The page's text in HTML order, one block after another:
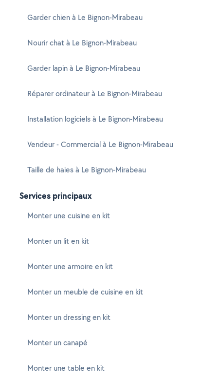
Garder chien à Le Bignon-Mirabeau
Nourir chat à Le Bignon-Mirabeau
Garder lapin à Le Bignon-Mirabeau
Réparer ordinateur à Le Bignon-Mirabeau
Installation logiciels à Le Bignon-Mirabeau
Vendeur - Commercial à Le Bignon-Mirabeau
Taille de haies à Le Bignon-Mirabeau
Services principaux
Monter une cuisine en kit
Monter un lit en kit
Monter une armoire en kit
Monter un meuble de cuisine en kit
Monter un dressing en kit
Monter un canapé
Monter une table en kit